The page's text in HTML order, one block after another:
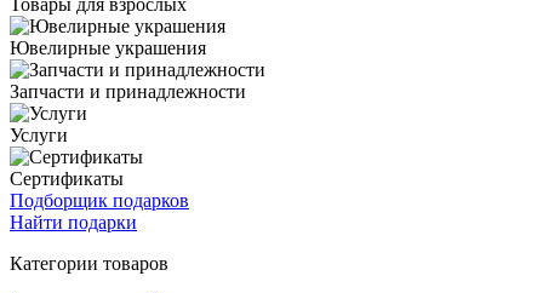
Товары для взрослых
Ювелирные украшения
Запчасти и принадлежности
Услуги
Сертификаты
Подборщик подарков
Найти подарки
Категории товаров